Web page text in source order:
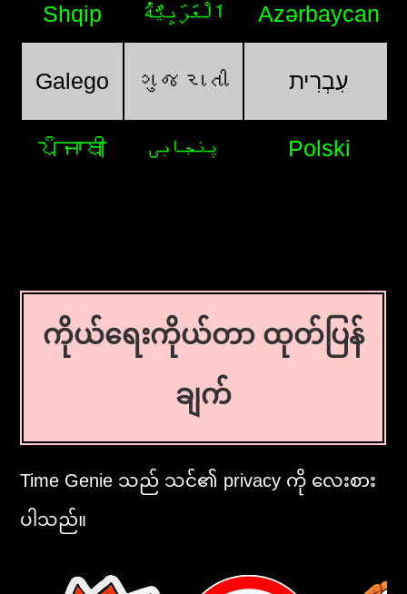
Shqip اَلْعَرَبِيَّةُ Azərbaycan
Galego ગુજરાતી עִבְרִית
ਪੰਜਾਬੀ پنجابی Polski
ကိုယ်ရေးကိုယ်တာ ထုတ်ပြန်
ချက်
Time Genie သည် သင်၏ privacy ကို လေးစား
ပါသည်။